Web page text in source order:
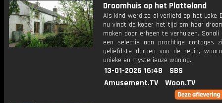
Droomhuis op het Platteland
Als kind werd ze al verliefd op het Lake
nu vindt de koper het tijd om haar
maken door erheen te verhuizen. Sonali
een selectie aan prachtige cottages
geliefdste dorpen van de regio,
unieke en mysterieuze woning.
13-01-2026 16:48
SBS
Amusement.TV
Woon.TV